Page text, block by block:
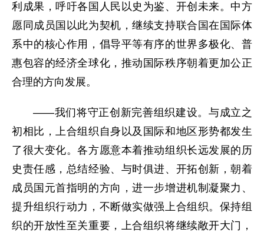
利成果，呼吁各国人民以史为鉴、开创未来。中方
愿同成员国以此为契机，继续支持联合国在国际体
系中的核心作用，倡导平等有序的世界多极化、普
惠包容的经济全球化，推动国际秩序朝着更加公正
合理的方向发展。
——我们将守正创新完善组织建设。与成立之
初相比，上合组织自身以及国际和地区形势都发生
了很大变化。各方愿意本着推动组织长远发展的历
史责任感，总结经验、与时俱进、开拓创新，朝着
成员国元首指明的方向，进一步增进机制凝聚力、
提升组织行动力，不断做实做强上合组织。保持组
织的开放性至关重要，上合组织将继续敞开大门，